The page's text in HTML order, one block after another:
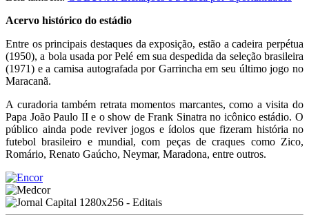
Acervo histórico do estádio
Entre os principais destaques da exposição, estão a cadeira perpétua
(1950), a bola usada por Pelé em sua despedida da seleção brasileira
(1971) e a camisa autografada por Garrincha em seu último jogo no
Maracanã.
A curadoria também retrata momentos marcantes, como a visita do
Papa João Paulo II e o show de Frank Sinatra no icônico estádio. O
público ainda pode reviver jogos e ídolos que fizeram história no
futebol brasileiro e mundial, com peças de craques como Zico,
Romário, Renato Gaúcho, Neymar, Maradona, entre outros.